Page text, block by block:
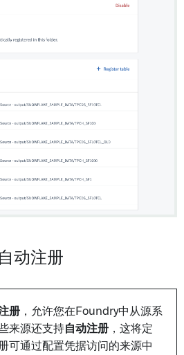
动注册
册 ，允许您在Foundry中从源系
来源还支持自动注册 ，这将定
可通过配置凭据访问的来源中